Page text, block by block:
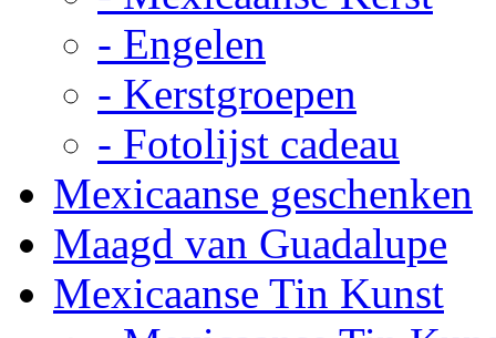
- Engelen
- Kerstgroepen
- Fotolijst cadeau
Mexicaanse geschenken
Maagd van Guadalupe
Mexicaanse Tin Kunst